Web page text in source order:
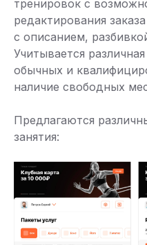
тренировок с
редактирования
с описанием,
Учитывается
обычных и
наличие свободных
Предлагаются
занятия: